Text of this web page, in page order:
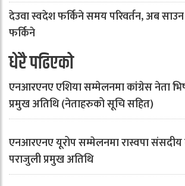
देउवा स्वदेश फर्किने समय परिवर्तन, अब साउन
फर्किने
धेरै पढिएको
एनआरएनए एशिया सम्मेलनमा कांग्रेस नेता
प्रमुख अतिथि (नेताहरुको सूचि सहित)
एनआरएनए यूरोप सम्मेलनमा रास्वपा
पराजुली प्रमुख अतिथि